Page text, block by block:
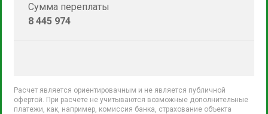
Сумма переплаты
8 445 974
Расчет является ориентировачным и не является публичной
офертой. При расчете не учитываются возможные дополнительные
платежи, как, например, комиссия банка, страхование объекта